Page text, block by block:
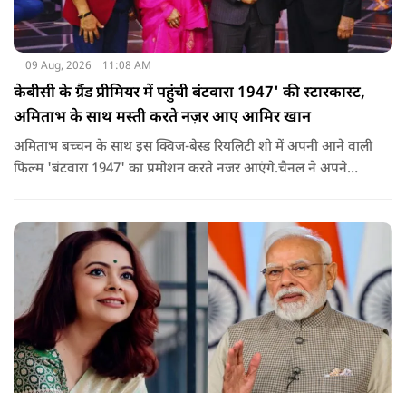
09 Aug, 2026 11:08 AM
केबीसी के ग्रैंड प्रीमियर में पहुंची बंटवारा 1947' की स्टारकास्ट,
अमिताभ के साथ मस्ती करते नज़र आए आमिर खान
अमिताभ बच्चन के साथ इस क्विज-बेस्ड रियलिटी शो में अपनी आने वाली
फिल्म 'बंटवारा 1947' का प्रमोशन करते नजर आएंगे.चैनल ने अपने
दिख रहे हैं.